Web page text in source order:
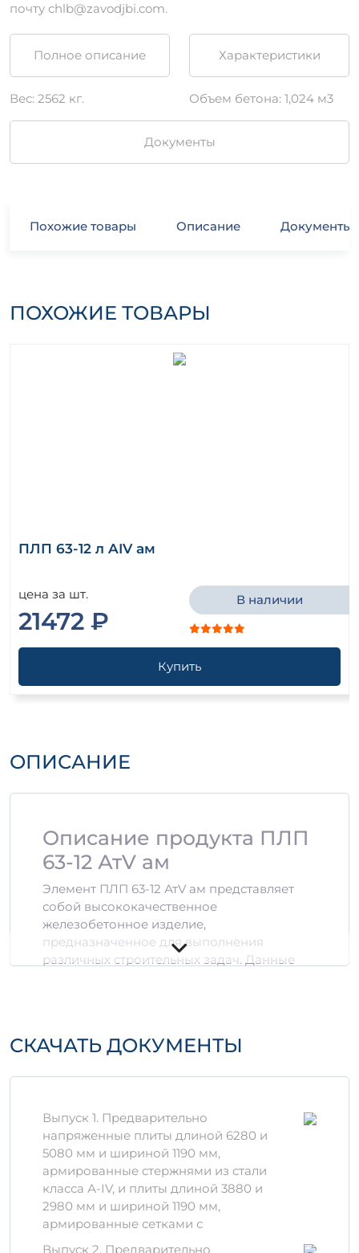
почту chlb@zavodjbi.com.
Полное описание Характеристики
Вес: 2562 кг. Объем бетона: 1,024 м3
Документы
Похожие товары Описание Документы
ПОХОЖИЕ ТОВАРЫ
ПЛП 63-12 л AIV ам
цена за шт.
21472 ₽
В наличии
Купить
ОПИСАНИЕ
Описание продукта ПЛП
63-12 АтV ам
Элемент ПЛП 63-12 АтV ам представляет
собой высококачественное
железобетонное изделие,
предназначенное для выполнения
различных строительных задач. Данные
долговечности.
Технические
Размеры: 63 см x 12 см
Вес: Зависит от объема (1,024 м³, 1,5656
м³)
Класс прочности:B25
Материалы и технологии
Производство плит основано на
СКАЧАТЬ ДОКУМЕНТЫ
Выпуск 1. Предварительно
напряженные плиты длиной 6280 и
5080 мм и шириной 1190 мм,
армированные стержнями из стали
класса А-IV, и плиты длиной 3880 и
2980 мм и шириной 1190 мм,
армированные сетками с
Выпуск 2. Предварительно